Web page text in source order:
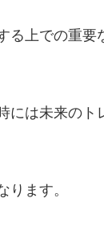
る上での重要
には未来のト
ます。